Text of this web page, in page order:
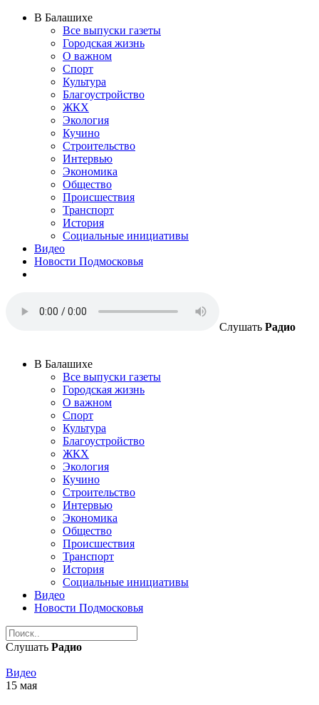
В Балашихе
Все выпуски газеты
Городская жизнь
О важном
Спорт
Культура
Благоустройство
ЖКХ
Экология
Кучино
Строительство
Интервью
Экономика
Общество
Происшествия
Транспорт
История
Социальные инициативы
Видео
Новости Подмосковья
Слушать Радио
В Балашихе
Все выпуски газеты
Городская жизнь
О важном
Спорт
Культура
Благоустройство
ЖКХ
Экология
Кучино
Строительство
Интервью
Экономика
Общество
Происшествия
Транспорт
История
Социальные инициативы
Видео
Новости Подмосковья
Слушать Радио
Видео
15 мая